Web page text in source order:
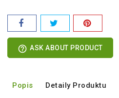
help_outline ASK ABOUT PRODUCT
Popis Detaily Produktu